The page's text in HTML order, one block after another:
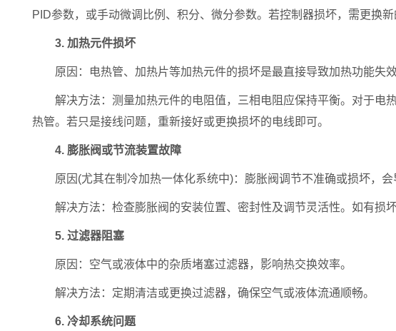
PID参数，或手动微调比例、积分、微分参数。若控制器损坏，需更换新
3. 加热元件损坏
原因：电热管、加热片等加热元件的损坏是最直接导致加热功能失效
解决方法：测量加热元件的电阻值，三相电阻应保持平衡。对于电
热管。若只是接线问题，重新接好或更换损坏的电线即可。
4. 膨胀阀或节流装置故障
原因(尤其在制冷加热一体化系统中)：膨胀阀调节不准确或损坏，会
解决方法：检查膨胀阀的安装位置、密封性及调节灵活性。如有损坏
5. 过滤器阻塞
原因：空气或液体中的杂质堵塞过滤器，影响热交换效率。
解决方法：定期清洁或更换过滤器，确保空气或液体流通顺畅。
6. 冷却系统问题